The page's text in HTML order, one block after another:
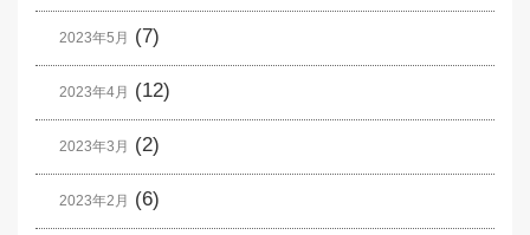
2023年5月 (7)
2023年4月 (12)
2023年3月 (2)
2023年2月 (6)